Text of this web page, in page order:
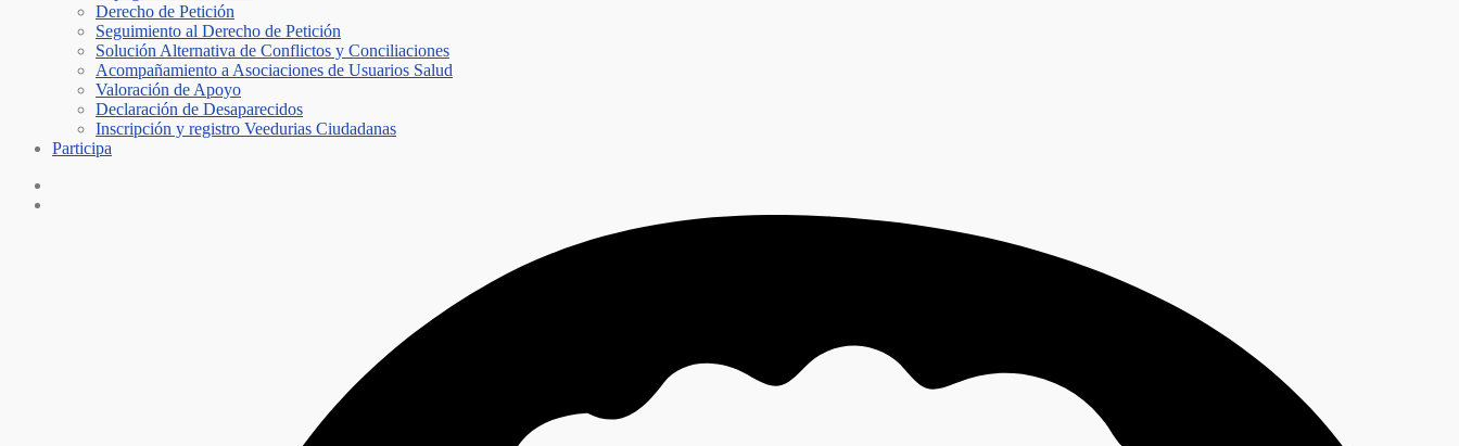
Derecho de Petición
Seguimiento al Derecho de Petición
Solución Alternativa de Conflictos y Conciliaciones
Acompañamiento a Asociaciones de Usuarios Salud
Valoración de Apoyo
Declaración de Desaparecidos
Inscripción y registro Veedurias Ciudadanas
Participa